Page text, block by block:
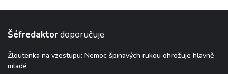
Šéfredaktordoporučuje
Žloutenka na vzestupu: Nemoc špinavých rukou ohrožuje hlavně
mladé